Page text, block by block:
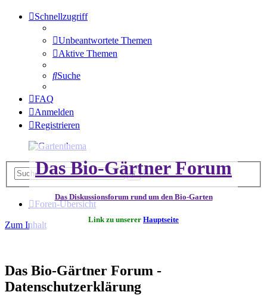
Schnellzugriff
Unbeantwortete Themen
Aktive Themen
Suche
FAQ
Anmelden
Registrieren
Das Bio-Gärtner Forum
Das Diskussionsforum rund um den Bio-Garten
Link zu unserer Hauptseite
SucheErweiterte
Foren-Übersicht
Zum Inhalt
Das Bio-Gärtner Forum -
Datenschutzerklärung